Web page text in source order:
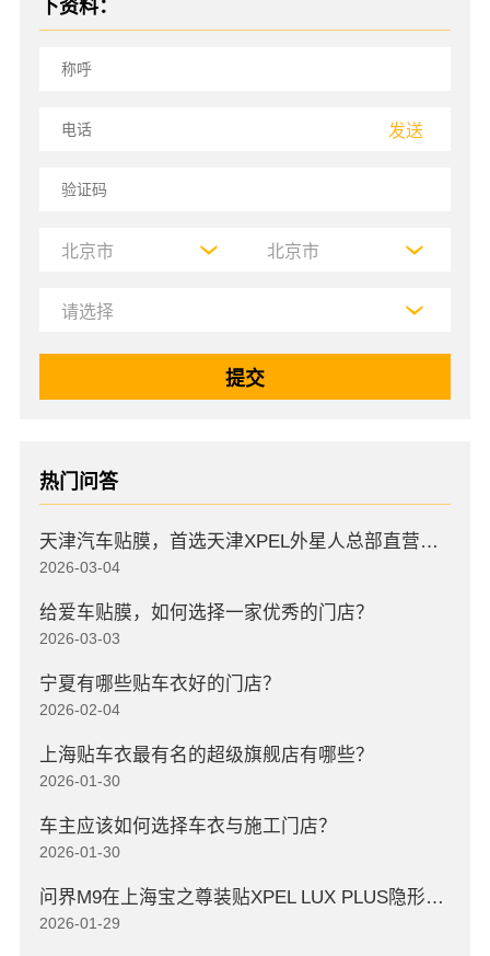
下资料：
发送
热门问答
天津汽车贴膜，首选天津XPEL外星人总部直营店，高口碑店
2026-03-04
给爱车贴膜，如何选择一家优秀的门店？
2026-03-03
宁夏有哪些贴车衣好的门店？
2026-02-04
上海贴车衣最有名的超级旗舰店有哪些？
2026-01-30
车主应该如何选择车衣与施工门店？
2026-01-30
问界M9在上海宝之尊装贴XPEL LUX PLUS隐形车衣
2026-01-29